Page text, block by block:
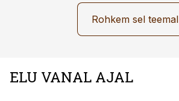
Rohkem sel teemal
ELU VANAL AJAL